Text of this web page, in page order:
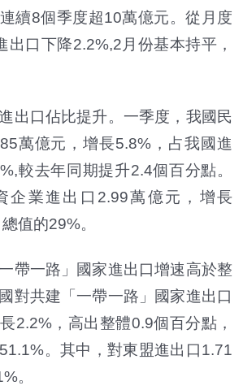
續8個季度超10萬億元。從月度
出口下降2.2%,2月份基本持平，
出口佔比提升。一季度，我國民
萬億元，增長5.8%，占我國進
較去年同期提升2.4個百分點。
企業進出口2.99萬億元，增長
值的29%。
帶一路」國家進出口增速高於整
對共建「一帶一路」國家進出口
2.2%，高出整體0.9個百分點，
。其中，對東盟進出口1.71
。